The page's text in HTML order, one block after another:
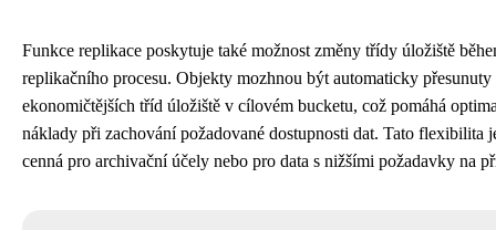
Funkce replikace poskytuje také možnost změny třídy úložiště
replikačního procesu. Objekty mozhnou být automaticky přesunuty
ekonomičtějších tříd úložiště v cílovém bucketu, což pomáhá
náklady při zachování požadované dostupnosti dat. Tato flexibilita
cenná pro archivační účely nebo pro data s nižšími požadavky na